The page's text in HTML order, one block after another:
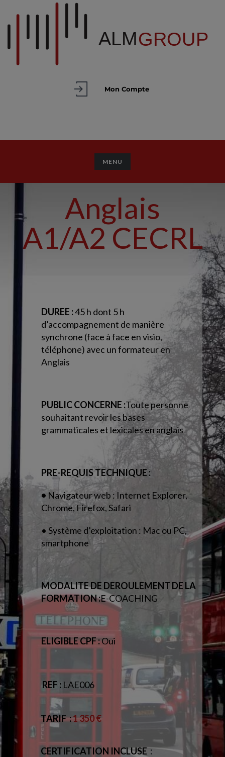
Mon Compte
TOGGLE NAVIGATION
MENU
Anglais
A1/A2 CECRL
DUREE :45 h dont 5 h
d’accompagnement de manière
synchrone (face à face en visio,
téléphone) avec un formateur en
Anglais
PUBLIC CONCERNE :Toute personne
souhaitant revoir les bases
grammaticales et lexicales en anglais
PRE-REQUIS TECHNIQUE :
• Navigateur web : Internet Explorer,
Chrome, Firefox, Safari
• Système d’exploitation : Mac ou PC,
smartphone
MODALITE DE DEROULEMENT DE LA
FORMATION :E-COACHING
ELIGIBLE CPF :Oui
REF :LAE006
TARIF:1 350 €
CERTIFICATION INCLUSE :